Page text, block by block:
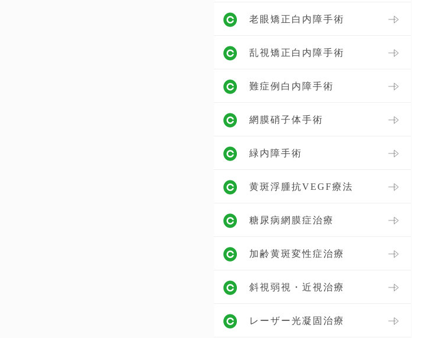
老眼矯正白内障手術
乱視矯正白内障手術
難症例白内障手術
網膜硝子体手術
緑内障手術
黄斑浮腫抗VEGF療法
糖尿病網膜症治療
加齢黄斑変性症治療
斜視弱視・近視治療
レーザー光凝固治療